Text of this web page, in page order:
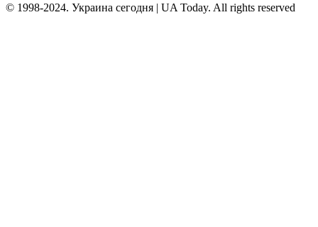
© 1998-2024. Украина сегодня | UA Today. All rights reserved